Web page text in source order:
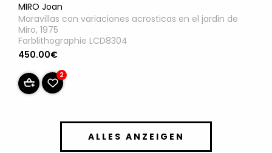
MIRO Joan
Maravillas con variaciones acrosticas en el jardin de
Miro, 1975
Farblithographie LCD8304
450.00€
2
ALLES ANZEIGEN